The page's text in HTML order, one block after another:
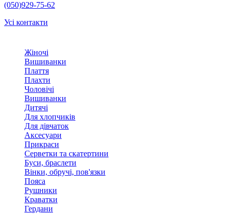
(050)929-75-62
Усі контакти
Жіночі
Вишиванки
Плаття
Плахти
Чоловічі
Вишиванки
Дитячі
Для хлопчиків
Для дівчаток
Аксесуари
Прикраси
Серветки та скатертини
Буси, браслети
Вінки, обручі, пов'язки
Пояса
Рушники
Краватки
Гердани